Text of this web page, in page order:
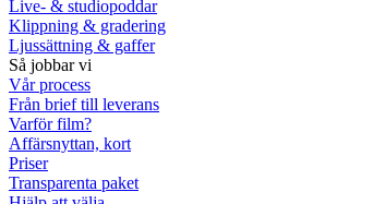
Live- & studiopoddar
Klippning & gradering
Ljussättning & gaffer
Så jobbar vi
Vår process
Från brief till leverans
Varför film?
Affärsnyttan, kort
Priser
Transparenta paket